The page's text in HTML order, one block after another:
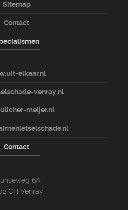
Sitemap
Contact
elkaar.nl
venray.nl
meijer.nl
Contact
6A
CH Venray